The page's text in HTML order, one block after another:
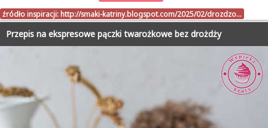
źródło inspiracji: http://smaki-katriny.blogspot.com/2025/02/drozdzo…
Przepis na ekspresowe pączki twarożkowe bez drożdży